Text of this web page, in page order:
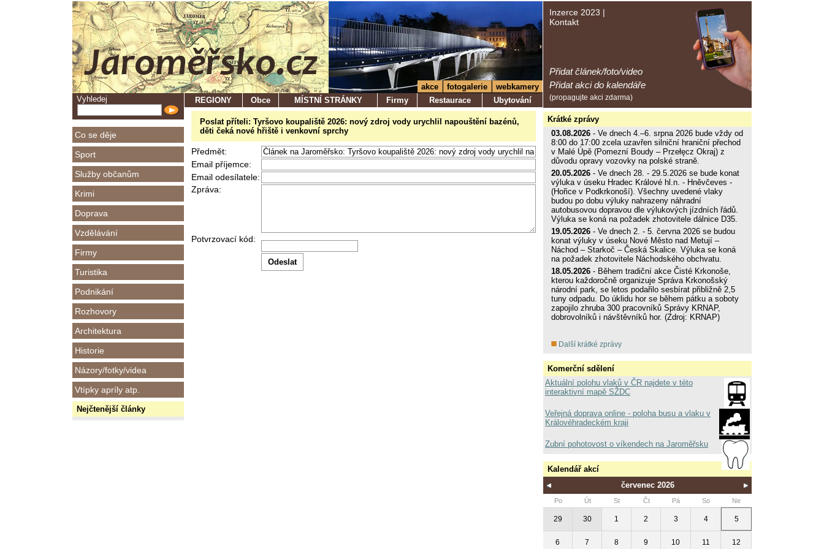
Vyhledej
Co se děje
Sport
Služby občanům
Krimi
Doprava
Vzdělávání
Firmy
Turistika
Podnikání
Rozhovory
Architektura
Historie
Názory/fotky/videa
Vtípky apríly atp.
Nejčtenější články
Inzerce 2023 |
Kontakt
Přidat článek/foto/video
Přidat akci do kalendáře
(propagujte akci zdarma)
akce fotogalerie
webkamery
REGIONY
Obce MÍSTNÍ STRÁNKY Firmy Restaurace Ubytování
Poslat příteli: Tyršovo koupaliště 2026: nový zdroj vody urychlil napouštění bazénů,
děti čeká nové hřiště i venkovní sprchy
Předmět:
Email příjemce:
Email odesílatele:
Zpráva:
Potvrzovací kód:
Krátké zprávy
03.08.2026 - Ve dnech 4.–6. srpna 2026 bude vždy od
8:00 do 17:00 zcela uzavřen silniční hraniční přechod
v Malé Úpě (Pomezní Boudy – Przełęcz Okraj) z
důvodu opravy vozovky na polské straně.
20.05.2026 - Ve dnech 28. - 29.5.2026 se bude konat
výluka v úseku Hradec Králové hl.n. - Hněvčeves -
(Hořice v Podkrkonoší). Všechny uvedené vlaky
budou po dobu výluky nahrazeny náhradní
autobusovou dopravou dle výlukových jízdních řádů.
Výluka se koná na požadek zhotovitele dálnice D35.
19.05.2026 - Ve dnech 2. - 5. června 2026 se budou
konat výluky v úseku Nové Město nad Metují –
Náchod – Starkoč – Česká Skalice. Výluka se koná
na požadek zhotovitele Náchodského obchvatu.
18.05.2026 - Během tradiční akce Čisté Krkonoše,
kterou každoročně organizuje Správa Krkonošský
národní park, se letos podařilo sesbírat přibližně 2,5
tuny odpadu. Do úklidu hor se během pátku a soboty
zapojilo zhruba 300 pracovníků Správy KRNAP,
dobrovolníků i návštěvníků hor. (Zdroj: KRNAP)
Další krátké zprávy
Komerční sdělení
Aktuální polohu vlaků v ČR najdete v této
interaktivní mapě SŽDC
Veřejná doprava online - poloha busu a vlaku v
Královéhradeckém kraji
Zubní pohotovost o víkendech na Jaroměřsku
Kalendář akcí
červenec 2026
Po Út St Čt Pá So Ne
29 30 1 2 3 4 5
6 7 8 9 10 11 12